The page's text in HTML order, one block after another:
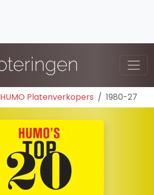
HUMO Platenverkopers 1980-27